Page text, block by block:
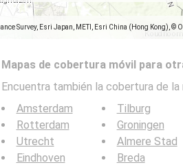
Survey, Esri Japan, METI, Esri China (Hong Kong),
Mapas de cobertura móvil para
Encuentra también la cobertura de la
Amsterdam
Rotterdam
Utrecht
Eindhoven
Tilburg
Groningen
Almere Stad
Breda